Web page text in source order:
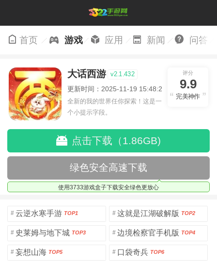
首页 游戏 应用 新闻 问答
大话西游 v2.1.432
更新时间：2025-11-19 15:48:23
全新的我的世界任你探索！这是一
个小提示字段。
评分
9.9
完美神作
点击下载（1.86GB)
绿色安全高速下载
使用3733游戏盒子下载安全绿色更放心
# 云逆水寒手游 TOP1 # 这就是江湖破解版 TOP2
# 史莱姆与地下城 TOP3 # 边境检察官手机版 TOP4
# 妄想山海 TOP5 # 口袋奇兵 TOP6